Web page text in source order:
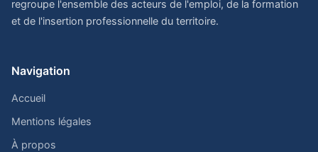
regroupe l'ensemble des acteurs de l'emploi, de la formation
et de l'insertion professionnelle du territoire.
Navigation
Accueil
Mentions légales
À propos